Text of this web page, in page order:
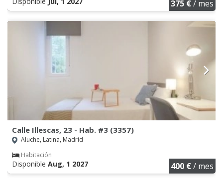
375 €/ mes
Calle Illescas, 23 - Hab. #3 (3357)
Aluche, Latina, Madrid
Habitación
Disponible Aug, 1 2027 400 €/ mes